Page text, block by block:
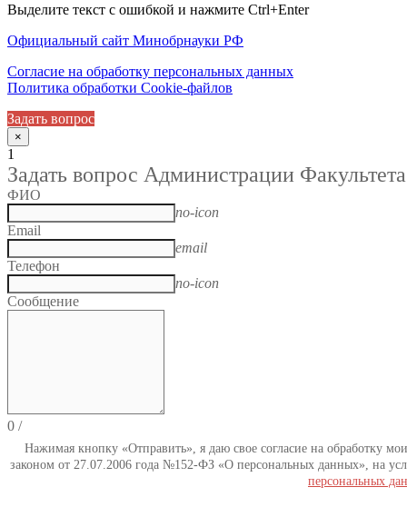
Выделите текст с ошибкой и нажмите Ctrl+Enter
Официальный сайт Минобрнауки РФ
Согласие на обработку персональных данных
Политика обработки Cookie-файлов
Задать вопрос
×
1
Задать вопрос Администрации Факультета
ФИО
no-icon
Email
email
Телефон
no-icon
Сообщение
0 /
Нажимая кнопку «Отправить», я даю свое согласие на обработку
законом от 27.07.2006 года №152-ФЗ «О персональных данных», на
персональных